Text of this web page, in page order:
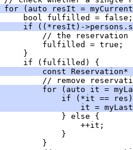
for (auto resIt =
bool fulfilled = false;
if ((*resIt)-
// the reservation
fulfilled = true;
}
if (fulfilled) {
const Reservation*
// remove
for (auto it =
if (*it ==
it =
} else {
++it;
}
}